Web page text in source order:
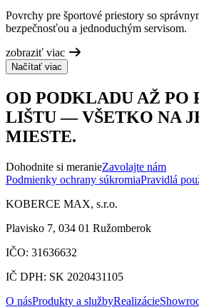
Povrchy pre športové priestory so
bezpečnosťou a jednoduchým servisom.
zobraziť viac
Načítať viac
OD PODKLADU AŽ PO
LIŠTU — VŠETKO NA
MIESTE.
Dohodnite si meranieZavolajte nám
Podmienky ochrany súkromiaPravidlá
KOBERCE MAX, s.r.o.
Plavisko 7, 034 01 Ružomberok
IČO: 31636632
IČ DPH: SK 2020431105
O násProdukty a službyRealizácie